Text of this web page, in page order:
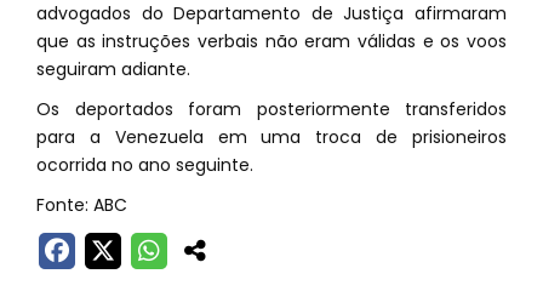
advogados do Departamento de Justiça afirmaram
que as instruções verbais não eram válidas e os voos
seguiram adiante.
Os deportados foram posteriormente transferidos
para a Venezuela em uma troca de prisioneiros
ocorrida no ano seguinte.
Fonte: ABC